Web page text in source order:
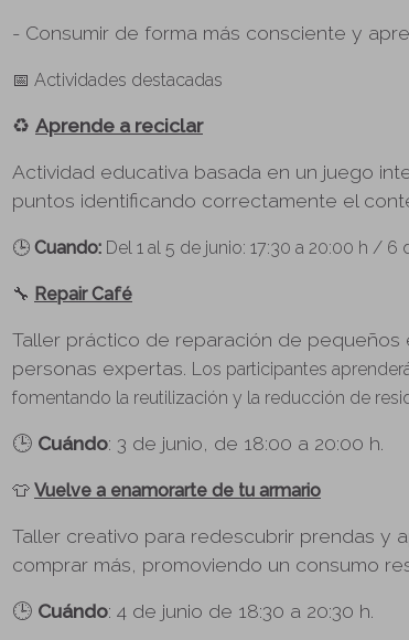
- Consumir de forma más consciente y
📅 Actividades destacadas
♻️ Aprende a reciclar
Actividad educativa basada en un juego
puntos identificando correctamente el
🕒 Cuando: Del 1 al 5 de junio: 17:30 a 20:00 h / 6
🔧 Repair Café
Taller práctico de reparación de
personas expertas. Los participantes
fomentando la reutilización y la reducción de
🕒 Cuándo: 3 de junio, de 18:00 a 20:00 h.
👕 Vuelve a enamorarte de tu armario
Taller creativo para redescubrir prendas y
comprar más, promoviendo un consumo
🕒 Cuándo: 4 de junio de 18:30 a 20:30 h.